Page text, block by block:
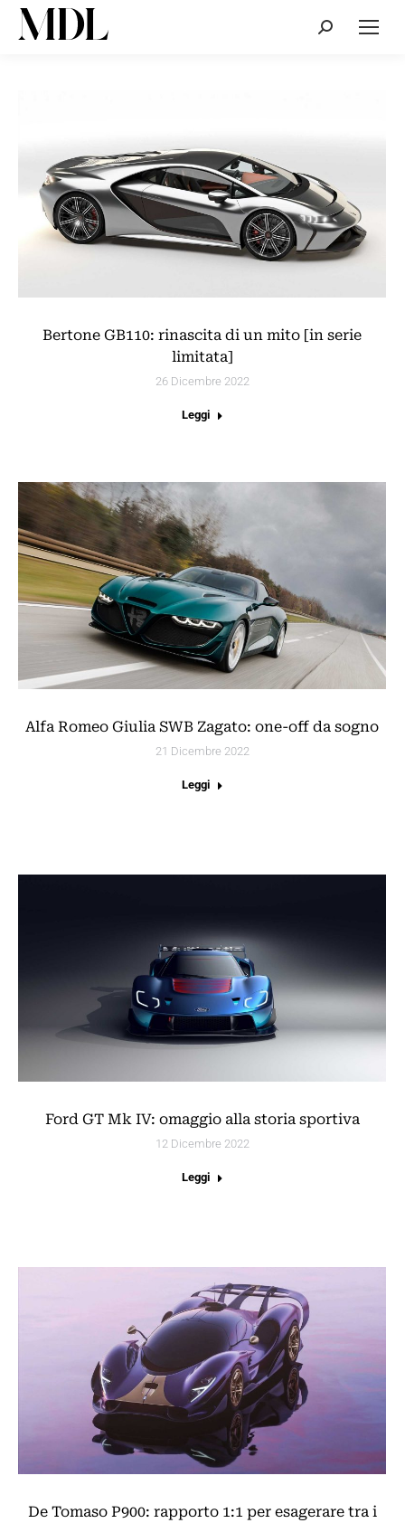
Cerca:
Bertone GB110: rinascita di un mito [in serie
limitata]
26 Dicembre 2022
Leggi
Alfa Romeo Giulia SWB Zagato: one-off da sogno
21 Dicembre 2022
Leggi
Ford GT Mk IV: omaggio alla storia sportiva
12 Dicembre 2022
Leggi
De Tomaso P900: rapporto 1:1 per esagerare tra i